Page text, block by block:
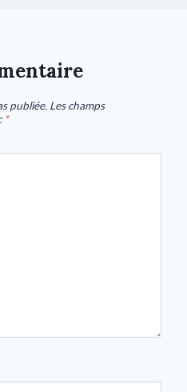
publiée. Les champs
*